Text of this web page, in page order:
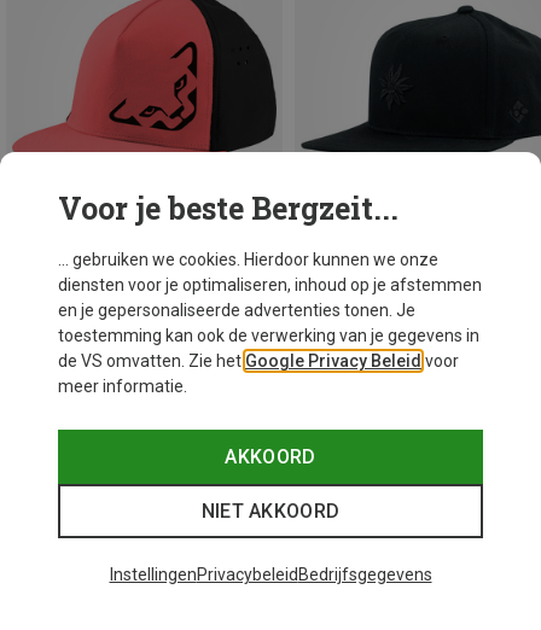
Je bespaart 43%
Bavarian Caps
Edelweiß: Black Edition Flat Pet
ONE SIZE
Voor je beste Bergzeit...
... gebruiken we cookies. Hierdoor kunnen we onze
diensten voor je optimaliseren, inhoud op je afstemmen
en je gepersonaliseerde advertenties tonen. Je
toestemming kan ook de verwerking van je gegevens in
de VS omvatten. Zie het Google Privacy Beleid voor
meer informatie.
AKKOORD
NIET AKKOORD
InstellingenPrivacybeleid Bedrijfsgegevens